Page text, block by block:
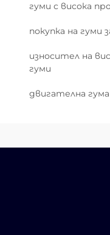
гуми с висока
покупка на гуми
износител на
гуми
двигателна